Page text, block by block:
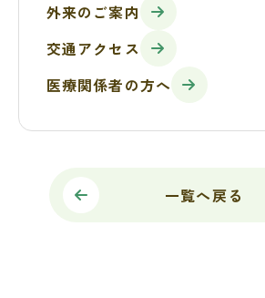
外来のご案内
交通アクセス
医療関係者の方へ
一覧へ戻る